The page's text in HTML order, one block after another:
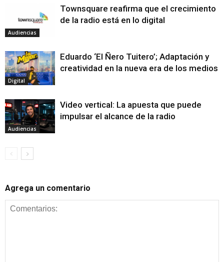
Audiencias
Townsquare reafirma que el crecimiento
de la radio está en lo digital
Digital
Eduardo ‘El Ñero Tuitero’; Adaptación y
creatividad en la nueva era de los medios
Audiencias
Video vertical: La apuesta que puede
impulsar el alcance de la radio
Agrega un comentario